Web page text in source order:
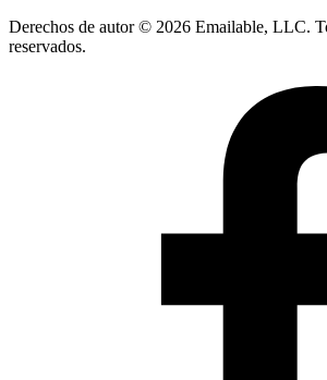
Derechos de autor © 2026 Emailable, LLC.
reservados.